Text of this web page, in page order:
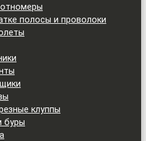
полосы и проволоки
клуппы
буры